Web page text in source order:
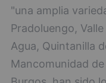
"una amplia
Pradoluengo,
Agua, Quintanilla
Mancomunidad